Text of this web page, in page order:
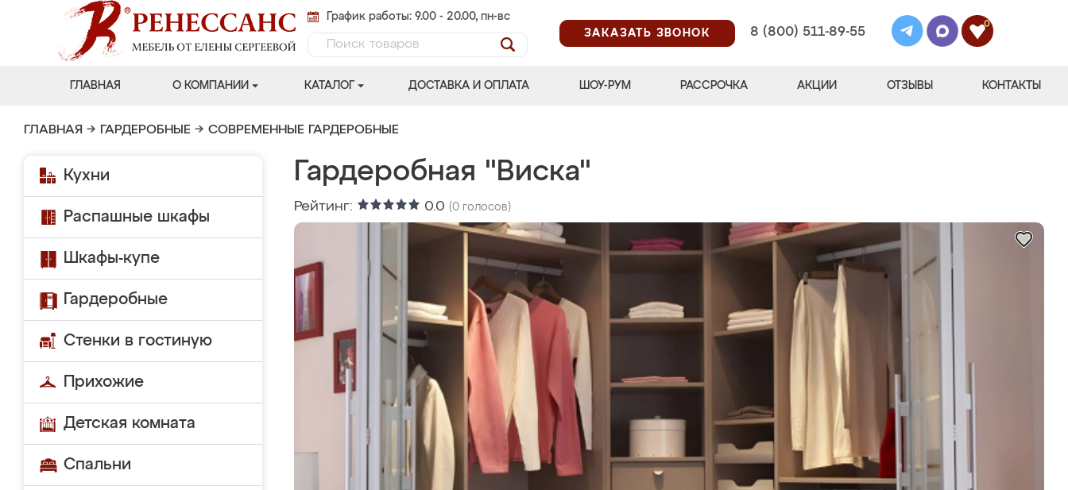
График работы: 9.00 - 20.00, пн-вс
ЗАКАЗАТЬ ЗВОНОК
8 (800) 511-89-55
0
ГЛАВНАЯ О КОМПАНИИ КАТАЛОГ ДОСТАВКА И ОПЛАТА ШОУ-РУМ РАССРОЧКА АКЦИИ ОТЗЫВЫ КОНТАКТЫ
ГЛАВНАЯ → ГАРДЕРОБНЫЕ → СОВРЕМЕННЫЕ ГАРДЕРОБНЫЕ
Кухни
Распашные шкафы
Шкафы-купе
Гардеробные
Стенки в гостиную
Прихожие
Детская комната
Спальни
Гардеробная "Виска"
Рейтинг: 0.0 (0 голосов)